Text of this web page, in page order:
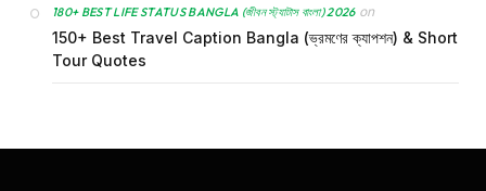
180+ BEST LIFE STATUS BANGLA (জীবন স্ট্যাটাস বাংলা) 2026on
150+ Best Travel Caption Bangla (ভ্রমণের ক্যাপশন) & Short
Tour Quotes